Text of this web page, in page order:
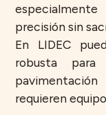
precisión sin
En LIDEC
robusta para
requieren